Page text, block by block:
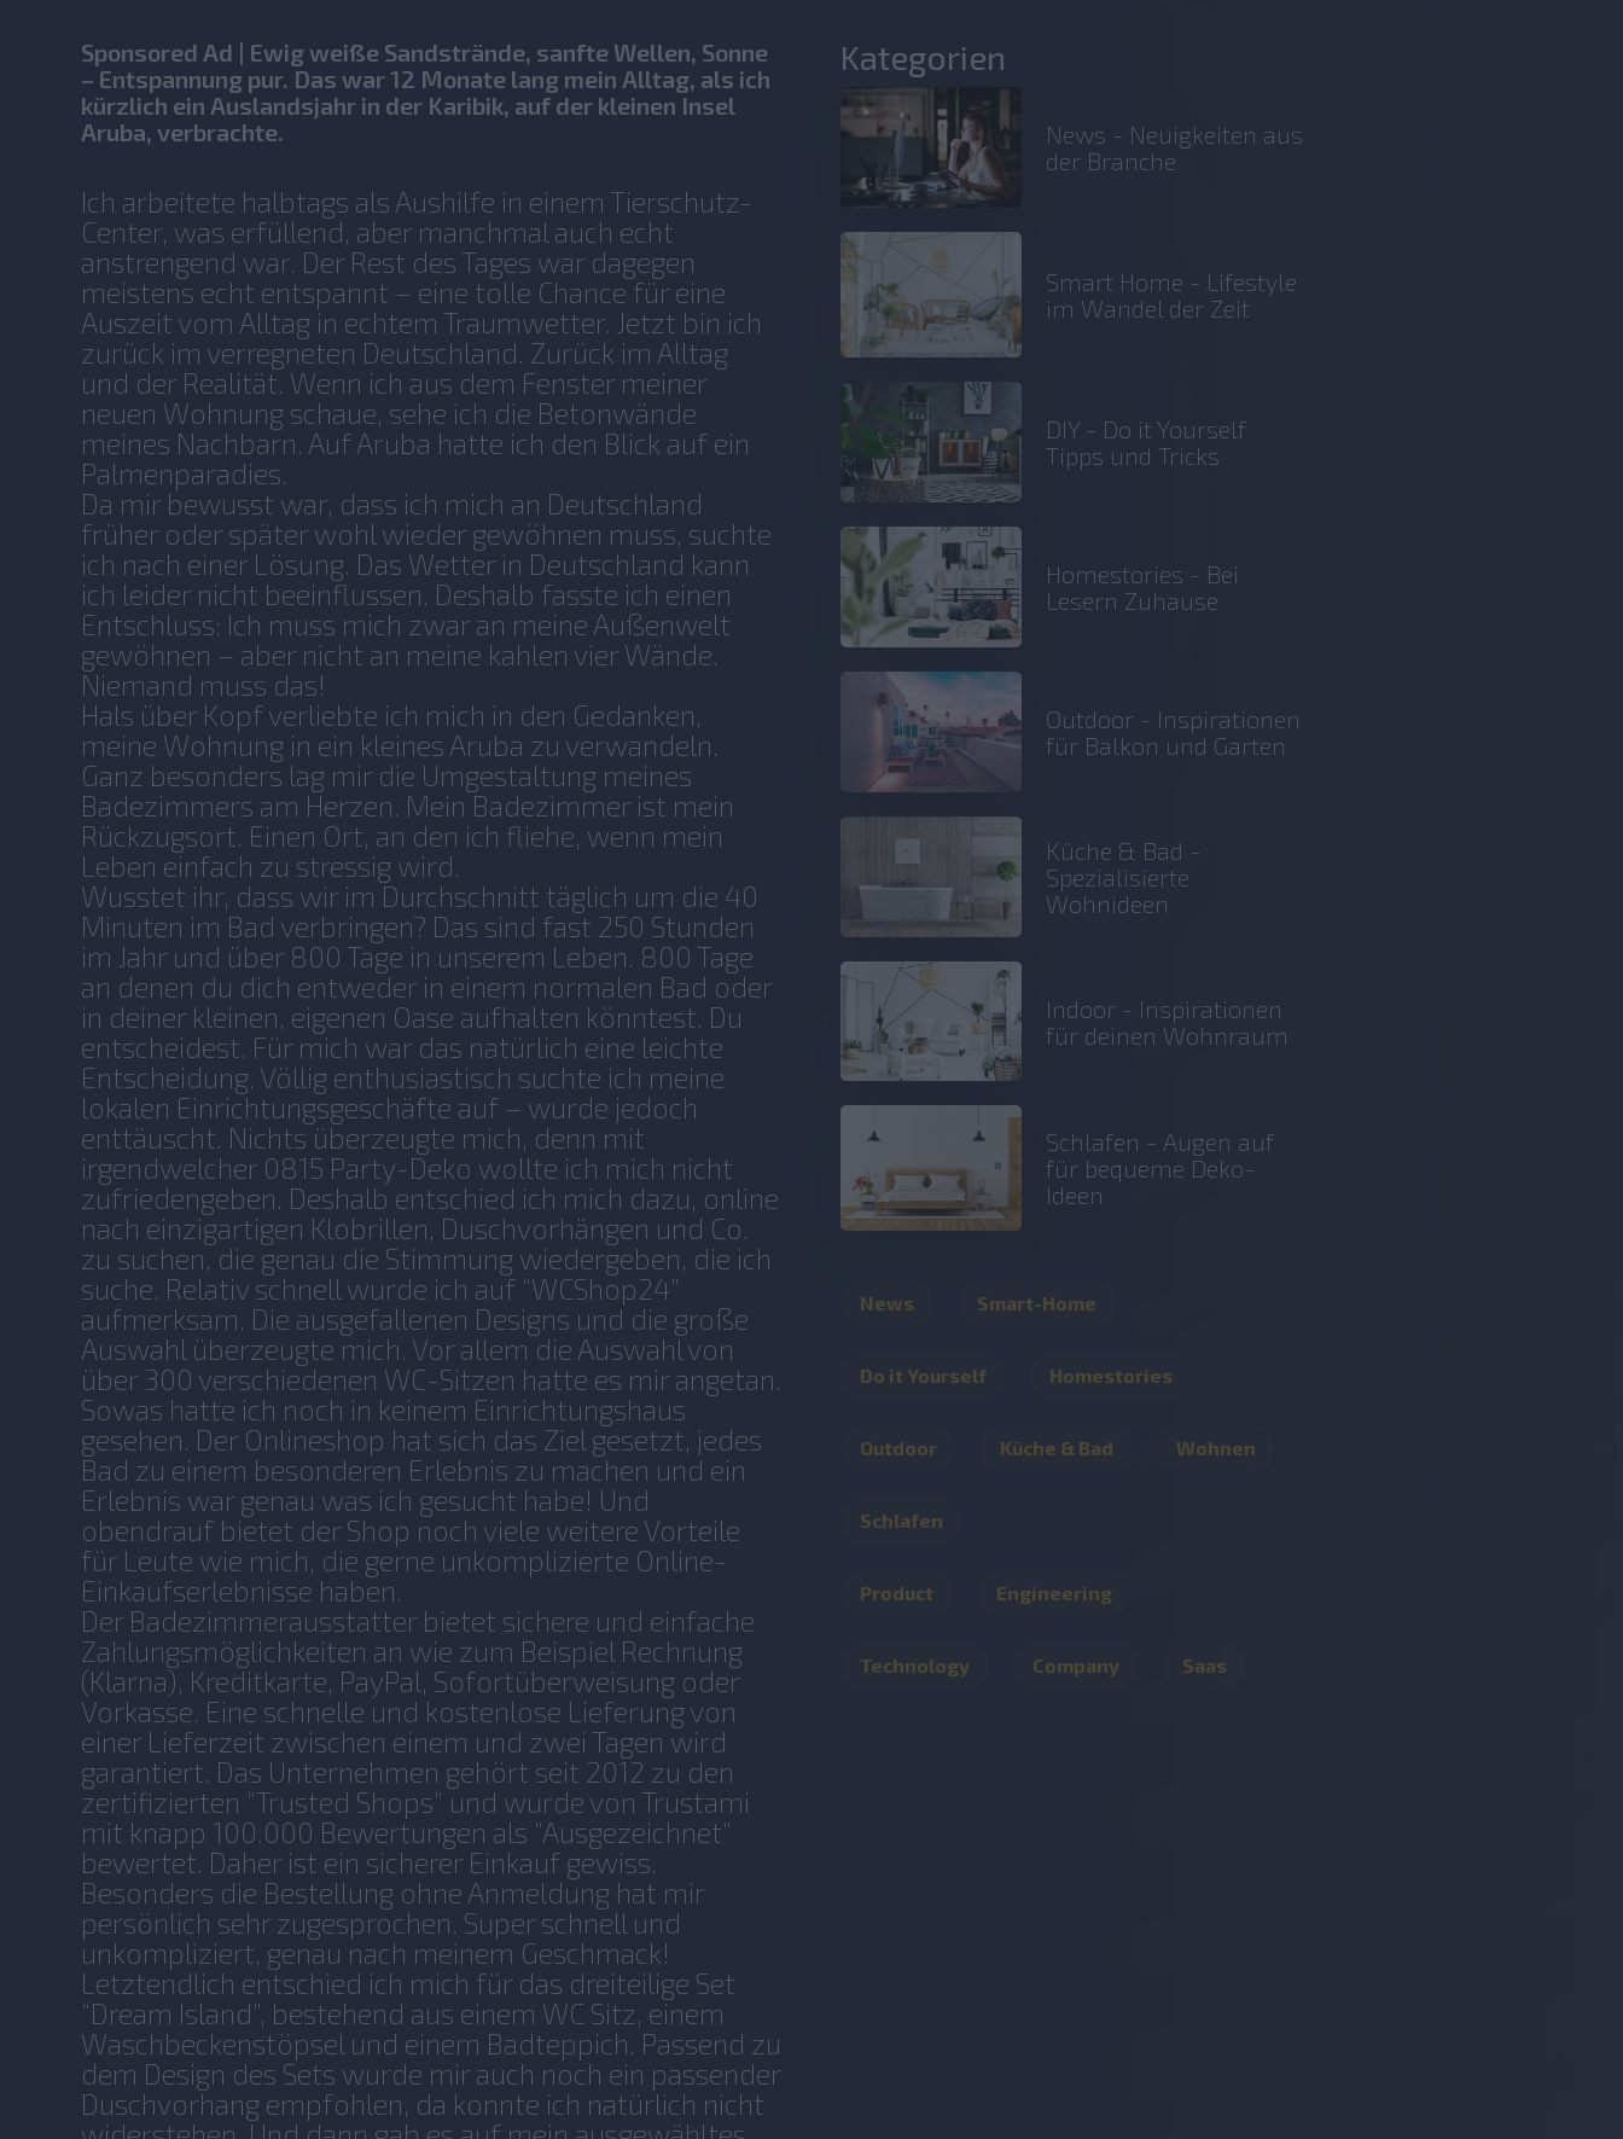
Sponsored Ad | Ewig weiße Sandstrände, sanfte Wellen, Sonne
– Entspannung pur. Das war 12 Monate lang mein Alltag, als ich
kürzlich ein Auslandsjahr in der Karibik, auf der kleinen Insel
Aruba, verbrachte.
Ich arbeitete halbtags als Aushilfe in einem Tierschutz-
Center, was erfüllend, aber manchmal auch echt
anstrengend war. Der Rest des Tages war dagegen
meistens echt entspannt – eine tolle Chance für eine
Auszeit vom Alltag in echtem Traumwetter. Jetzt bin ich
zurück im verregneten Deutschland. Zurück im Alltag
und der Realität. Wenn ich aus dem Fenster meiner
neuen Wohnung schaue, sehe ich die Betonwände
meines Nachbarn. Auf Aruba hatte ich den Blick auf ein
Palmenparadies.
Da mir bewusst war, dass ich mich an Deutschland
früher oder später wohl wieder gewöhnen muss, suchte
ich nach einer Lösung. Das Wetter in Deutschland kann
ich leider nicht beeinflussen. Deshalb fasste ich einen
Entschluss: Ich muss mich zwar an meine Außenwelt
gewöhnen – aber nicht an meine kahlen vier Wände.
Niemand muss das!
Hals über Kopf verliebte ich mich in den Gedanken,
meine Wohnung in ein kleines Aruba zu verwandeln.
Ganz besonders lag mir die Umgestaltung meines
Badezimmers am Herzen. Mein Badezimmer ist mein
Rückzugsort. Einen Ort, an den ich fliehe, wenn mein
Leben einfach zu stressig wird.
Wusstet ihr, dass wir im Durchschnitt täglich um die 40
Minuten im Bad verbringen? Das sind fast 250 Stunden
im Jahr und über 800 Tage in unserem Leben. 800 Tage
an denen du dich entweder in einem normalen Bad oder
in deiner kleinen, eigenen Oase aufhalten könntest. Du
entscheidest. Für mich war das natürlich eine leichte
Entscheidung. Völlig enthusiastisch suchte ich meine
lokalen Einrichtungsgeschäfte auf – wurde jedoch
enttäuscht. Nichts überzeugte mich, denn mit
irgendwelcher 0815 Party-Deko wollte ich mich nicht
zufriedengeben. Deshalb entschied ich mich dazu, online
nach einzigartigen Klobrillen, Duschvorhängen und Co.
zu suchen, die genau die Stimmung wiedergeben, die ich
suche. Relativ schnell wurde ich auf “WCShop24”
aufmerksam. Die ausgefallenen Designs und die große
Auswahl überzeugte mich. Vor allem die Auswahl von
über 300 verschiedenen WC-Sitzen hatte es mir angetan.
Sowas hatte ich noch in keinem Einrichtungshaus
gesehen. Der Onlineshop hat sich das Ziel gesetzt, jedes
Bad zu einem besonderen Erlebnis zu machen und ein
Erlebnis war genau was ich gesucht habe! Und
obendrauf bietet der Shop noch viele weitere Vorteile
für Leute wie mich, die gerne unkomplizierte Online-
Einkaufserlebnisse haben.
Der Badezimmerausstatter bietet sichere und einfache
Zahlungsmöglichkeiten an wie zum Beispiel Rechnung
(Klarna), Kreditkarte, PayPal, Sofortüberweisung oder
Vorkasse. Eine schnelle und kostenlose Lieferung von
einer Lieferzeit zwischen einem und zwei Tagen wird
garantiert. Das Unternehmen gehört seit 2012 zu den
zertifizierten “Trusted Shops” und wurde von Trustami
mit knapp 100.000 Bewertungen als “Ausgezeichnet”
bewertet. Daher ist ein sicherer Einkauf gewiss.
Besonders die Bestellung ohne Anmeldung hat mir
persönlich sehr zugesprochen. Super schnell und
unkompliziert, genau nach meinem Geschmack!
Letztendlich entschied ich mich für das dreiteilige Set
“Dream Island”, bestehend aus einem WC Sitz, einem
Waschbeckenstöpsel und einem Badteppich. Passend zu
dem Design des Sets wurde mir auch noch ein passender
Duschvorhang empfohlen, da konnte ich natürlich nicht
Kategorien
News - Neuigkeiten aus
der Branche
Smart Home - Lifestyle
im Wandel der Zeit
DIY - Do it Yourself
Tipps und Tricks
Homestories - Bei
Lesern Zuhause
Outdoor - Inspirationen
für Balkon und Garten
Küche & Bad -
Spezialisierte
Wohnideen
Indoor - Inspirationen
für deinen Wohnraum
Schlafen - Augen auf
für bequeme Deko-
Ideen
News Smart-Home
Do it Yourself Homestories
Outdoor Küche & Bad Wohnen
Schlafen
Product Engineering
Technology Company Saas